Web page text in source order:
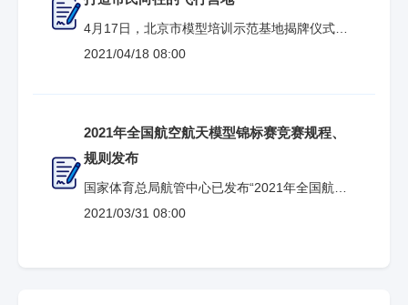
4月17日，北京市模型培训示范基地揭牌仪式在
北京延庆世界葡萄博览园举办。 近年来，在北
动受到爱好者广泛关注。依托良好的生态环
境、丰富的旅游资源，延庆区模型运动吸引了
越来越多的爱好者参与其中，特别是航空模型
主题活动蓬勃发展，有关培训产业日渐成熟。
2021/04/18 08:00
2021年全国航空航天模型锦标赛竞赛规程、
规则发布
国家体育总局航管中心已发布“2021年全国航空
航天模型锦标赛”、“2021年全国青少年航空航
航空航天模型锦标赛竞赛规程、规
2021/03/31 08:00